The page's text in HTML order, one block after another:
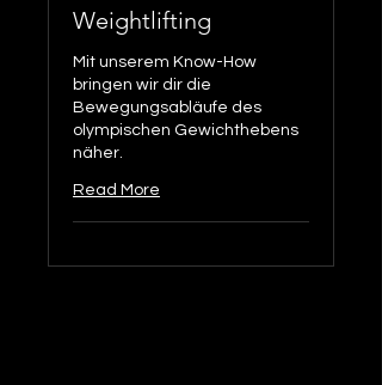
Weightlifting
Mit unserem Know-How
bringen wir dir die
Bewegungsabläufe des
olympischen Gewichthebens
näher.
Read More